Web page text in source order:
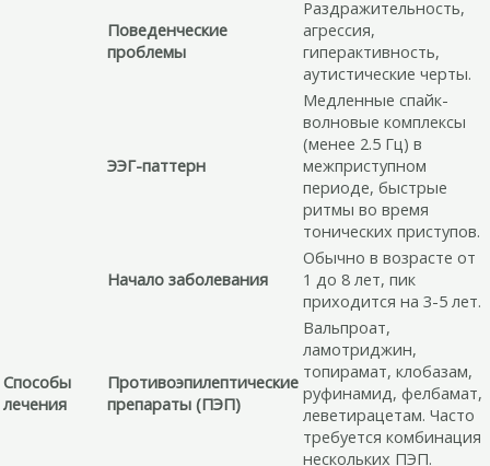
Поведенческие
проблемы
Раздражительность,
агрессия,
гиперактивность,
аутистические черты.
ЭЭГ-паттерн
Медленные спайк-
волновые комплексы
(менее 2.5 Гц) в
межприступном
периоде, быстрые
ритмы во время
тонических приступов.
Начало заболевания
Обычно в возрасте от
1 до 8 лет, пик
приходится на 3-5 лет.
Способы
лечения
Противоэпилептические
препараты (ПЭП)
Вальпроат,
ламотриджин,
топирамат, клобазам,
руфинамид, фелбамат,
леветирацетам. Часто
требуется комбинация
нескольких ПЭП.